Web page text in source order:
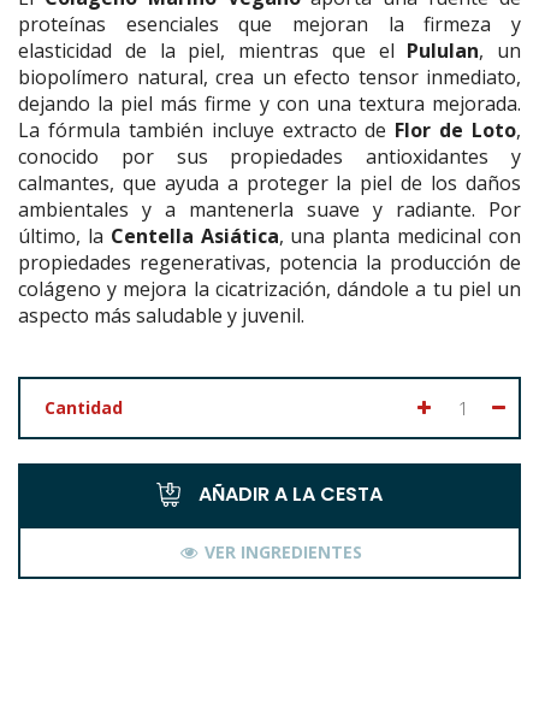
proteínas esenciales que mejoran la firmeza y
elasticidad de la piel, mientras que el Pululan, un
biopolímero natural, crea un efecto tensor inmediato,
dejando la piel más firme y con una textura mejorada.
La fórmula también incluye extracto de Flor de Loto,
conocido por sus propiedades antioxidantes y
calmantes, que ayuda a proteger la piel de los daños
ambientales y a mantenerla suave y radiante. Por
último, la Centella Asiática, una planta medicinal con
propiedades regenerativas, potencia la producción de
colágeno y mejora la cicatrización, dándole a tu piel un
aspecto más saludable y juvenil.
Cantidad
AÑADIR A LA CESTA
VER INGREDIENTES